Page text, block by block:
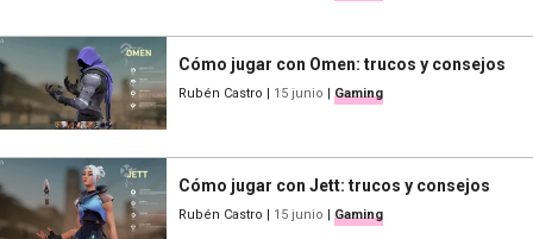
Cómo jugar con Omen: trucos y consejos
Rubén Castro | 15 junio | Gaming
Cómo jugar con Jett: trucos y consejos
Rubén Castro 15 junio Gaming